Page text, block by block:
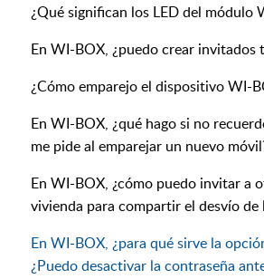
¿Qué significan los LED del módulo
En WI-BOX, ¿puedo crear invitados
¿Cómo emparejo el dispositivo WI-
En WI-BOX, ¿qué hago si no
me pide al emparejar un nuevo
En WI-BOX, ¿cómo puedo invitar a
vivienda para compartir el desvío de
En WI-BOX, ¿para qué sirve la
¿Puedo desactivar la contraseña